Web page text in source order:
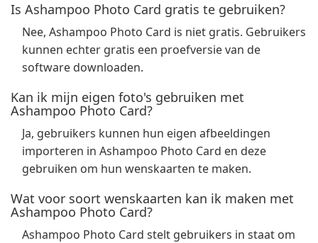
Is Ashampoo Photo Card gratis te gebruiken?
Nee, Ashampoo Photo Card is niet gratis. Gebruikers
kunnen echter gratis een proefversie van de
software downloaden.
Kan ik mijn eigen foto's gebruiken met
Ashampoo Photo Card?
Ja, gebruikers kunnen hun eigen afbeeldingen
importeren in Ashampoo Photo Card en deze
gebruiken om hun wenskaarten te maken.
Wat voor soort wenskaarten kan ik maken met
Ashampoo Photo Card?
Ashampoo Photo Card stelt gebruikers in staat om